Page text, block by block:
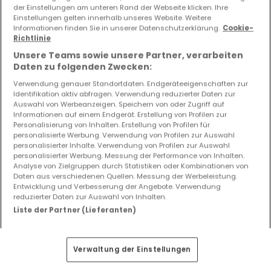
Posteingang zu erhalten!
Häuser in Kaiserslautern (DE) - Suche mit
einer Zimmerangabe
1 Schlafzimmer
2 Schlafzimmer
3 Schlafzimmer
4 Schlafzimmer
5 Schlafzimmer
6 Schlafzimmer
Undefined Häuser kaufen in der Nähe von
Kaiserslautern (DE)
der Einstellungen am unteren Rand der Webseite klicken. Ihre
Einstellungen gelten innerhalb unseres Website. Weitere
Informationen finden Sie in unserer Datenschutzerklärung. Cookie-
Richtlinie
Unsere Teams sowie unsere Partner, verarbeiten
Daten zu folgenden Zwecken:
Verwendung genauer Standortdaten. Endgeräteeigenschaften zur
Identifikation aktiv abfragen. Verwendung reduzierter Daten zur
Auswahl von Werbeanzeigen. Speichern von oder Zugriff auf
Informationen auf einem Endgerät. Erstellung von Profilen zur
Personalisierung von Inhalten. Erstellung von Profilen für
personalisierte Werbung. Verwendung von Profilen zur Auswahl
personalisierter Inhalte. Verwendung von Profilen zur Auswahl
personalisierter Werbung. Messung der Performance von Inhalten.
Analyse von Zielgruppen durch Statistiken oder Kombinationen von
Daten aus verschiedenen Quellen. Messung der Werbeleistung.
Entwicklung und Verbesserung der Angebote. Verwendung
reduzierter Daten zur Auswahl von Inhalten.
Liste der Partner (Lieferanten)
Verwaltung der Einstellungen